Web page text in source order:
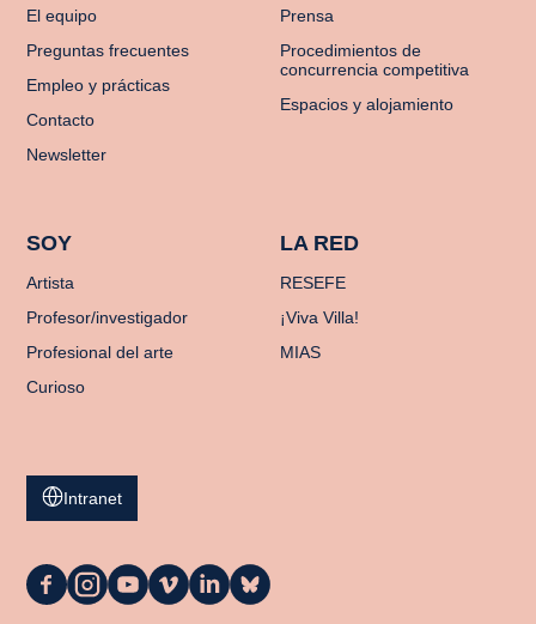
El equipo
Preguntas frecuentes
Empleo y prácticas
Contacto
Newsletter
Prensa
Procedimientos de
concurrencia competitiva
Espacios y alojamiento
SOY
Artista
Profesor/investigador
Profesional del arte
Curioso
LA RED
RESEFE
¡Viva Villa!
MIAS
Intranet
La
La
La
La
La
La